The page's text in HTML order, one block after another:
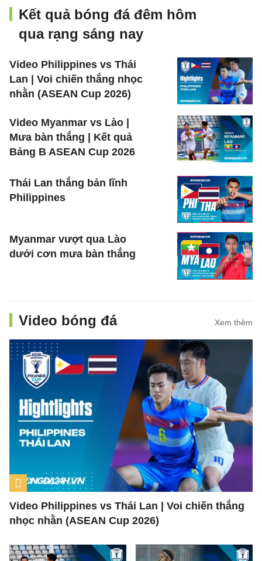
Kết quả bóng đá đêm hôm
qua rạng sáng nay
Video Philippines vs Thái
Lan | Voi chiến thắng nhọc
nhằn (ASEAN Cup 2026)
Video Myanmar vs Lào |
Mưa bàn thắng | Kết quả
Bảng B ASEAN Cup 2026
Thái Lan thắng bản lĩnh
Philippines
Myanmar vượt qua Lào
dưới cơn mưa bàn thắng
Video bóng đá Xem thêm
Video Philippines vs Thái Lan | Voi chiến thắng
nhọc nhằn (ASEAN Cup 2026)